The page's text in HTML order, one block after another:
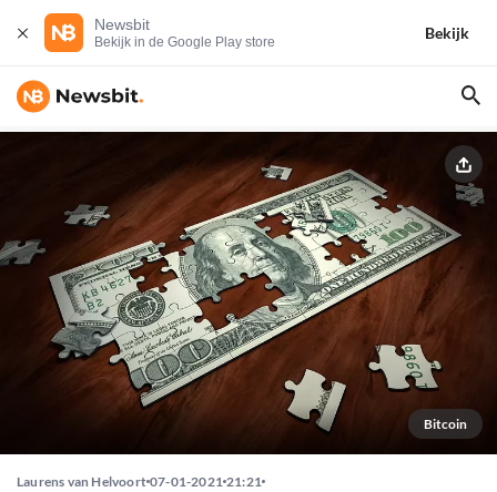
Newsbit
Bekijk in de Google Play store
Bekijk
Bitcoin
Laurens van Helvoort 07-01-2021 21:21